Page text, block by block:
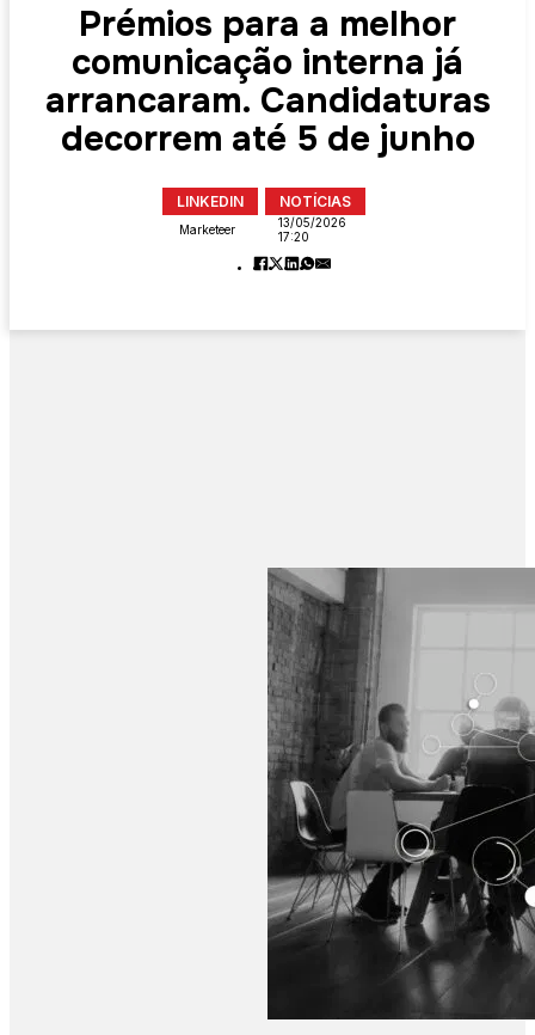
Prémios para a melhor
comunicação interna já
arrancaram. Candidaturas
decorrem até 5 de junho
LINKEDIN NOTÍCIAS
Marketeer
13/05/2026
17:20